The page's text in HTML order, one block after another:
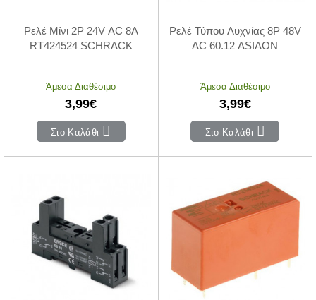
Ρελέ Μίνι 2P 24V AC 8A
RT424524 SCHRACK
Άμεσα Διαθέσιμο
3,99€
Στο Καλάθι
Ρελέ Τύπου Λυχνίας 8P 48V
AC 60.12 ASIAON
Άμεσα Διαθέσιμο
3,99€
Στο Καλάθι